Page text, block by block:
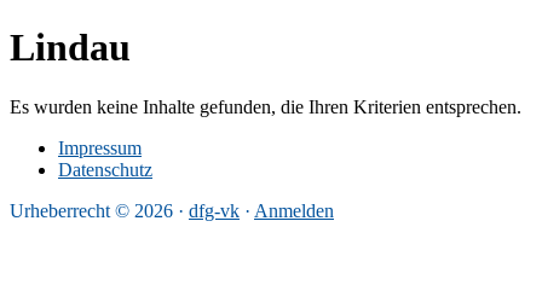
Lindau
Es wurden keine Inhalte gefunden, die Ihren Kriterien entsprechen.
Impressum
Datenschutz
Urheberrecht © 2026 · dfg-vk · Anmelden